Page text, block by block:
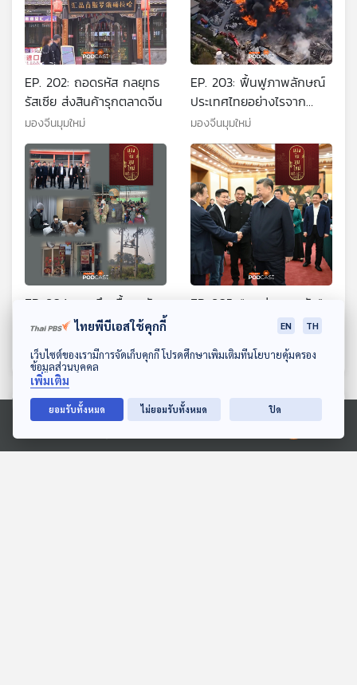
ดาวน์โหลด Thai PBS Podcast Application
Ⓒ 2020 องค์การกระจายเสียงและแพร่ภาพสาธารณะแห่งประเทศไทย
EP. 202: ถอดรหัส กลยุทธ
รัสเซีย ส่งสินค้ารุกตลาดจีน
มองจีนมุมใหม่
EP. 203: ฟื้นฟูภาพลักษณ์
ประเทศไทยอย่างไรจาก
ปัญหาทุนจีนสีเทา
มองจีนมุมใหม่
EP. 204: เจาะลึกเบื้องหลัง
ทุนจีนเทาในไทย
EP. 205: “ระหว่างบรรทัด”
สีจิ้นผิง พบ CEO บริษัทเท
เคลื่อนเศรษฐกิจ
ตอนที่เกี่ยวข้อง
ไทยพีบีเอสใช้คุกกี้ EN TH
เว็บไซต์ของเรามีการจัดเก็บคุกกี้ โปรดศึกษาเพิ่มเติมที่นโยบายคุ้มครอง
ข้อมูลส่วนบุคคล
เพิ่มเติม
ยอมรับทั้งหมด ไม่ยอมรับทั้งหมด ปิด